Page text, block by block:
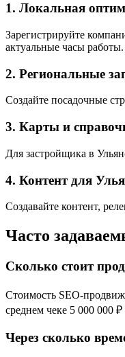
1. Локальная
Зарегистрируйте
актуальные часы работы.
2. Региональные
Создайте посадочные
3. Карты и
Для застройщика в
4. Контент для
Создавайте контент,
Часто
Сколько стоит
Стоимость SEO-
среднем чеке 5 000 000 ₽
Через сколько